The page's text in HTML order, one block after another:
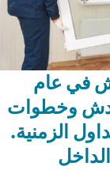
في عام
الدش وخطوات
الزمنية.